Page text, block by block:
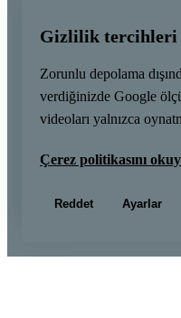
Gizlilik tercihleri
Zorunlu depolama
verdiğinizde Google
videoları yalnızca
Çerez politikasını
Reddet Ayarlar